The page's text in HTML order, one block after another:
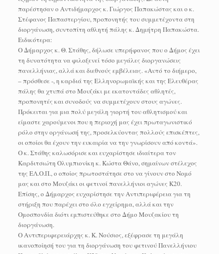
παρέστησαν ο Αντιδήμαρχος κ. Γιώργος Παπακώστας και ο κ.
Στέφανος Παπαστεργίου, προπονητής του συμμετέχοντα στη
διοργάνωση, συντοπίτη αθλητή πάλης κ. Δημήτρη Παπακώστα.
Ειδικότερα:
Ο Δήμαρχος κ. Θ. Στάθης, δήλωσε υπερήφανος που ο Δήμος έχει
τη δυνατότητα να φιλοξενεί τόσο μεγάλες διοργανώσεις
πανελλήνιας, αλλά και διεθνούς εμβέλειας. «Αυτό το διήμερο,
– πρόσθεσε -, η καρδιά της Ελληνορωμαϊκής και της Ελευθέρας
πάλης θα χτυπά στο Μουζάκι με εκατοντάδες αθλητές,
προπονητές και συνοδούς να συμμετέχουν στους αγώνες.
Πρόκειται για μια πολύ μεγάλη γιορτή του αθλητισμού και
είμαστε χαρούμενοι που η περιοχή μας έχει πρωταγωνιστικό
ρόλο στην οργάνωσή της, προσελκύοντας πολλούς επισκέπτες,
οι οποίοι θα έχουν την ευκαιρία να την γνωρίσουν από κοντά».
Ο κ. Στάθης καλωσόρισε και ευχαρίστησε ιδιαίτερα τον
Καρδιτσιώτη Ολυμπιονίκη κ. Κώστα Θάνο, σημαίνων στέλεχος
της ΕΛ.Ο.Π., ο οποίος πρωτοστάτησε στο να γίνουν στο Νομό
μας και στο Μουζάκι οι φετινοί πανελλήνιοι αγώνες Κ20.
Επίσης, ο Δήμαρχος ευχαρίστησε την Αντιπεριφέρεια για τη
στήριξη που παρέχει στο όλο εγχείρημα, αλλά και την
Ομοσπονδία διότι εμπιστεύθηκε στο Δήμο Μουζακίου τη
διοργάνωση.
Ο Αντιπεριφερειάρχης κ. Κ. Νούσιος, εξέφρασε τη μεγάλη
ικανοποίησή του για τη διοργάνωση του φετινού Πανελλήνιου